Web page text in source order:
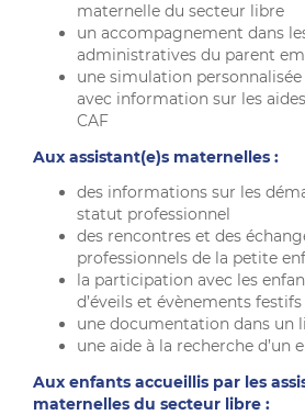
maternelle du secteur libre
un accompagnement dans
administratives du parent
une simulation personnalisée
avec information sur les
CAF
Aux assistant(e)s maternelles :
des informations sur les
statut professionnel
des rencontres et des
professionnels de la petite
la participation avec les
d’éveils et évènements festifs
une documentation dans un
une aide à la recherche d’un
Aux enfants accueillis par les
maternelles du secteur libre :